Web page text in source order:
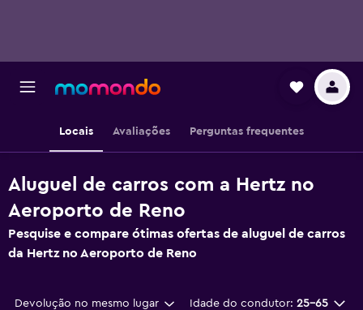
Locais Avaliações Perguntas frequentes
Aluguel de carros com a Hertz no
Aeroporto de Reno
Pesquise e compare ótimas ofertas de aluguel de carros
da Hertz no Aeroporto de Reno
Devolução no mesmo lugar Idade do condutor: 25-65